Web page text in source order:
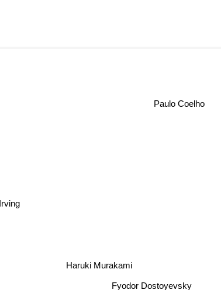
Fyodor Dostoyevsky
Haruki Murakami
Paulo Coelho